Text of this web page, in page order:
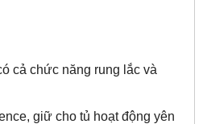
cả chức năng rung lắc và
giữ cho tủ hoạt động yên